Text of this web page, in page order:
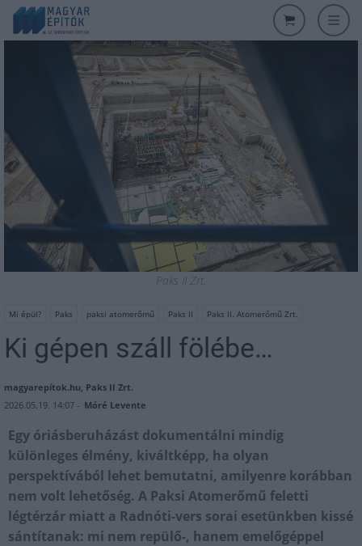
Paks II Zrt.
Mi épül? Paks paksi atomerőmű Paks II Paks II. Atomerőmű Zrt.
Ki gépen száll fölébe…
magyarepítok.hu, Paks II Zrt.
2026.05.19. 14:07 - Móré Levente
Egy óriásberuházást dokumentálni mindig
különleges élmény, kiváltképp, ha olyan
perspektívából lehet bemutatni, amilyenre korábban
nem volt lehetőség. A Paksi Atomerőmű feletti
légtérzár miatt a Radnóti-vers sorai esetünkben kissé
sántítanak: mi nem repülő-, hanem emelőgéppel